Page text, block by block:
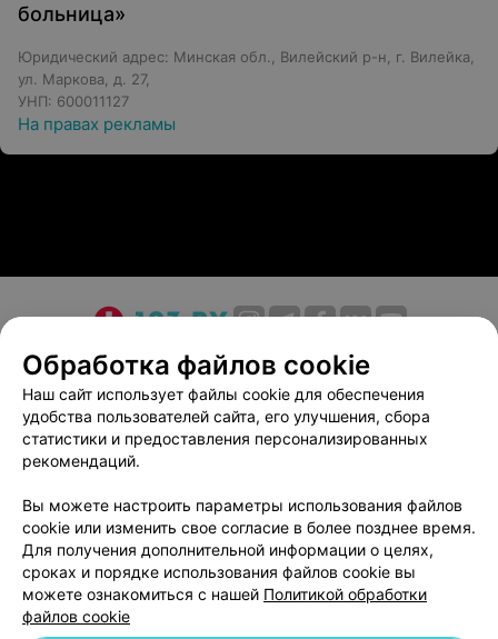
больница»
Юридический адрес: Минская обл., Вилейский р-н, г. Вилейка,
ул. Маркова, д. 27,
УНП: 600011127
На правах рекламы
О проекте Новости проекта
Размещение рекламы
Медицинский маркетинг
Публичный договор
Пользовательское соглашение
Способы оплаты
Вакансии
Партнеры
Написать в поддержку
Персональные настройки cookie
Обработка персональных данных
Обработка файлов cookie
Наш сайт использует файлы cookie для обеспечения
удобства пользователей сайта, его улучшения, сбора
статистики и предоставления персонализированных
рекомендаций.
Вы можете настроить параметры использования файлов
cookie или изменить свое согласие в более позднее время.
Для получения дополнительной информации о целях,
сроках и порядке использования файлов cookie вы
можете ознакомиться с нашей Политикой обработки
файлов cookie